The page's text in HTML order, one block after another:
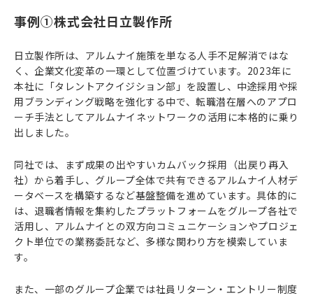
事例①株式会社日立製作所
日立製作所は、アルムナイ施策を単なる人手不足解消ではな
く、企業文化変革の一環として位置づけています。2023年に
本社に「タレントアクイジション部」を設置し、中途採用や採
用ブランディング戦略を強化する中で、転職潜在層へのアプロ
ーチ手法としてアルムナイネットワークの活用に本格的に乗り
出しました。
同社では、まず成果の出やすいカムバック採用（出戻り再入
社）から着手し、グループ全体で共有できるアルムナイ人材デ
ータベースを構築するなど基盤整備を進めています。具体的に
は、退職者情報を集約したプラットフォームをグループ各社で
活用し、アルムナイとの双方向コミュニケーションやプロジェ
クト単位での業務委託など、多様な関わり方を模索していま
す。
また、一部のグループ企業では社員リターン・エントリー制度